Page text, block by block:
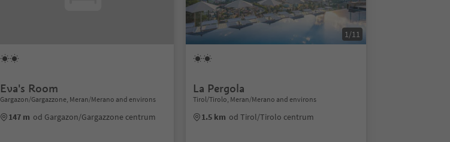
Eva's Room
Gargazon/Gargazzone, Meran/Merano and environs
147 m od Gargazon/Gargazzone centrum
1/11
La Pergola
Tirol/Tirolo, Meran/Merano and environs
1.5 km od Tirol/Tirolo centrum